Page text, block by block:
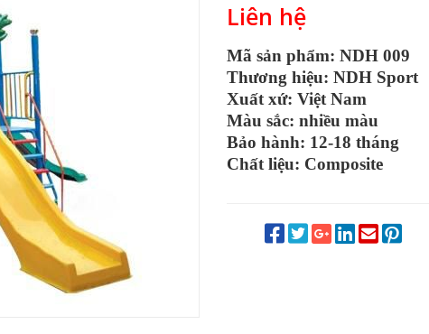
Liên hệ
Mã sản phẩm: NDH 009
Thương hiệu: NDH Sport
Xuất xứ: Việt Nam
Màu sắc: nhiều màu
Bảo hành: 12-18 tháng
Chất liệu: Composite